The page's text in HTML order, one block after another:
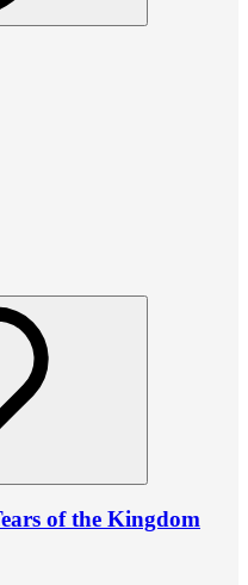
of the Kingdom